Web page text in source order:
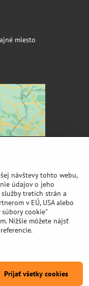
miesto
osobných údajov
návštevy tohto webu,
údajov o jeho
tretích strán a
v EÚ, USA alebo
cookie"
Nižšie môžete nájsť
Prijať všetky cookies